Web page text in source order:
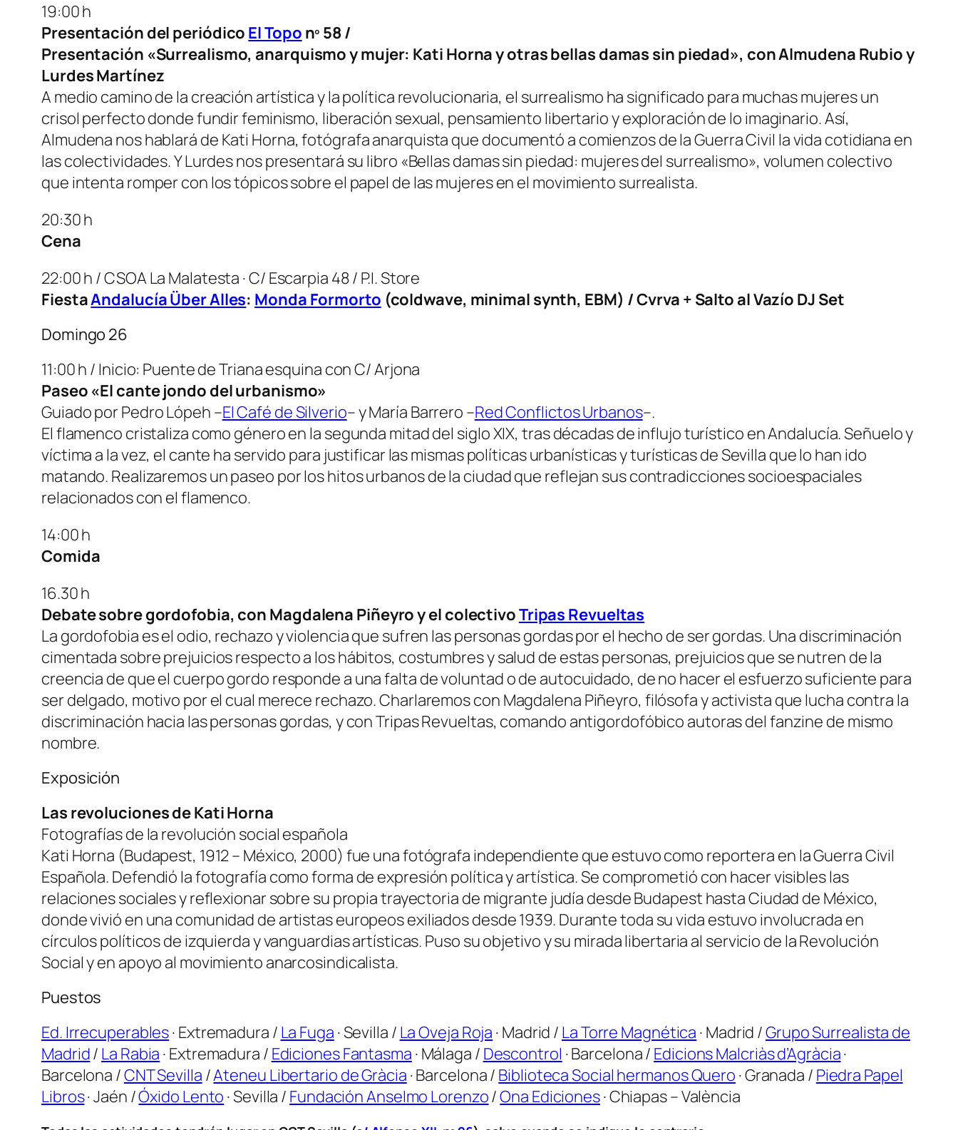
19:00 h
Presentación del periódico El Topo nº 58 /
Presentación «Surrealismo, anarquismo y mujer: Kati Horna y otras bellas damas sin piedad», con Almudena Rubio y
Lurdes Martínez
A medio camino de la creación artística y la política revolucionaria, el surrealismo ha significado para muchas mujeres un
crisol perfecto donde fundir feminismo, liberación sexual, pensamiento libertario y exploración de lo imaginario. Así,
Almudena nos hablará de Kati Horna, fotógrafa anarquista que documentó a comienzos de la Guerra Civil la vida cotidiana en
las colectividades. Y Lurdes nos presentará su libro «Bellas damas sin piedad: mujeres del surrealismo», volumen colectivo
que intenta romper con los tópicos sobre el papel de las mujeres en el movimiento surrealista.
20:30 h
Cena
22:00 h / CSOA La Malatesta · C/ Escarpia 48 / P.I. Store
FiestaAndalucía Über Alles: Monda Formorto (coldwave, minimal synth, EBM) / Cvrva + Salto al Vazío DJ Set
Domingo 26
11:00 h / Inicio: Puente de Triana esquina con C/ Arjona
Paseo «El cante jondo del urbanismo»
Guiado por Pedro Lópeh –El Café de Silverio– y María Barrero –Red Conflictos Urbanos–.
El flamenco cristaliza como género en la segunda mitad del siglo XIX, tras décadas de influjo turístico en Andalucía. Señuelo y
víctima a la vez, el cante ha servido para justificar las mismas políticas urbanísticas y turísticas de Sevilla que lo han ido
matando. Realizaremos un paseo por los hitos urbanos de la ciudad que reflejan sus contradicciones socioespaciales
relacionados con el flamenco.
14:00 h
Comida
16.30 h
Debate sobre gordofobia, con Magdalena Piñeyro y el colectivoTripas Revueltas
La gordofobia es el odio, rechazo y violencia que sufren las personas gordas por el hecho de ser gordas. Una discriminación
cimentada sobre prejuicios respecto a los hábitos, costumbres y salud de estas personas, prejuicios que se nutren de la
creencia de que el cuerpo gordo responde a una falta de voluntad o de autocuidado, de no hacer el esfuerzo suficiente para
ser delgado, motivo por el cual merece rechazo. Charlaremos con Magdalena Piñeyro, filósofa y activista que lucha contra la
discriminación hacia las personas gordas, y con Tripas Revueltas, comando antigordofóbico autoras del fanzine de mismo
nombre.
Exposición
Las revoluciones de Kati Horna
Fotografías de la revolución social española
Kati Horna (Budapest, 1912 – México, 2000) fue una fotógrafa independiente que estuvo como reportera en la Guerra Civil
Española. Defendió la fotografía como forma de expresión política y artística. Se comprometió con hacer visibles las
relaciones sociales y reflexionar sobre su propia trayectoria de migrante judía desde Budapest hasta Ciudad de México,
donde vivió en una comunidad de artistas europeos exiliados desde 1939. Durante toda su vida estuvo involucrada en
círculos políticos de izquierda y vanguardias artísticas. Puso su objetivo y su mirada libertaria al servicio de la Revolución
Social y en apoyo al movimiento anarcosindicalista.
Puestos
Ed. Irrecuperables· Extremadura / La Fuga · Sevilla / La Oveja Roja · Madrid / La Torre Magnética · Madrid /Grupo Surrealista de
Madrid/ La Rabia · Extremadura / Ediciones Fantasma · Málaga / Descontrol · Barcelona / Edicions Malcriàs d’Agràcia·
Barcelona /CNT Sevilla /Ateneu Libertario de Gràcia · Barcelona / Biblioteca Social hermanos Quero · Granada / Piedra Papel
Libros· Jaén /Óxido Lento · Sevilla / Fundación Anselmo Lorenzo/Ona Ediciones· Chiapas – València